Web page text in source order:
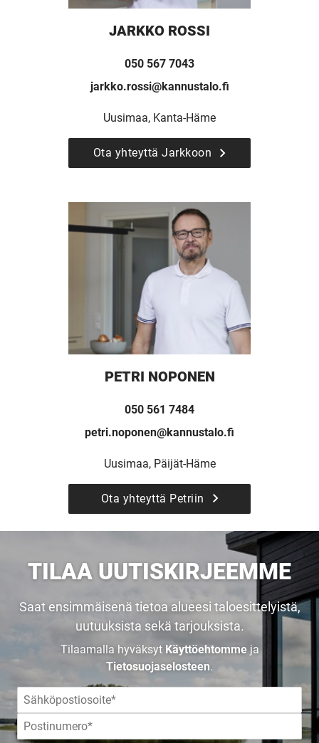
JARKKO ROSSI
050 567 7043
jarkko.rossi@kannustalo.fi
Uusimaa, Kanta-Häme
Ota yhteyttä Jarkkoon
PETRI NOPONEN
050 561 7484
petri.noponen@kannustalo.fi
Uusimaa, Päijät-Häme
Ota yhteyttä Petriin
TILAA UUTISKIRJEEMME
Saat ensimmäisenä tietoa alueesi taloesittelyistä,
uutuuksista sekä tarjouksista.
Tilaamalla hyväksyt Käyttöehtommeja
Tietosuojaselosteen.
UUSI
UNELMISTA
KODIKSI-
TALOKIRJA ON
JULKAISTU
Upea yli 200-sivuinen talokirja!
Tilaa esite